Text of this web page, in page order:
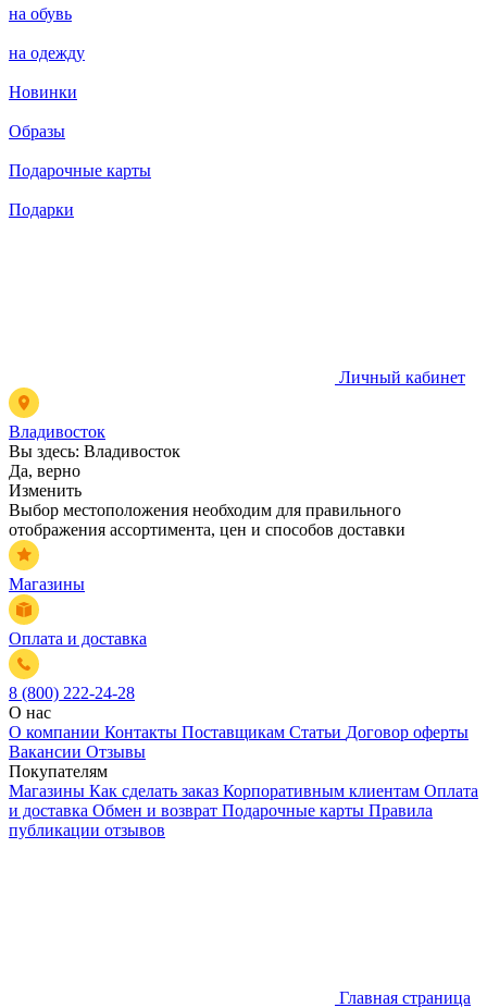
на обувь
на одежду
Новинки
Образы
Подарочные карты
Подарки
Личный кабинет
Владивосток
Вы здесь: Владивосток
Да, верно
Изменить
Выбор местоположения необходим для правильного
отображения ассортимента, цен и способов доставки
Магазины
Оплата и доставка
8 (800) 222-24-28
О нас
О компании Контакты Поставщикам Статьи Договор оферты
Вакансии Отзывы
Покупателям
Магазины Как сделать заказ Корпоративным клиентам Оплата
и доставка Обмен и возврат Подарочные карты Правила
публикации отзывов
Главная страница